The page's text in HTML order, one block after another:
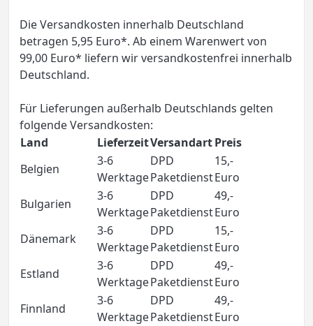
Die Versandkosten innerhalb Deutschland
betragen 5,95 Euro*. Ab einem Warenwert von
99,00 Euro* liefern wir versandkostenfrei innerhalb
Deutschland.
Für Lieferungen außerhalb Deutschlands gelten
folgende Versandkosten:
Land
LieferzeitVersandartPreis
Belgien
3-6
Werktage
DPD
Paketdienst
15,-
Euro
Bulgarien
3-6
Werktage
DPD
Paketdienst
49,-
Euro
Dänemark
3-6
Werktage
DPD
Paketdienst
15,-
Euro
Estland
3-6
Werktage
DPD
Paketdienst
49,-
Euro
Finnland
3-6
Werktage
DPD
Paketdienst
49,-
Euro